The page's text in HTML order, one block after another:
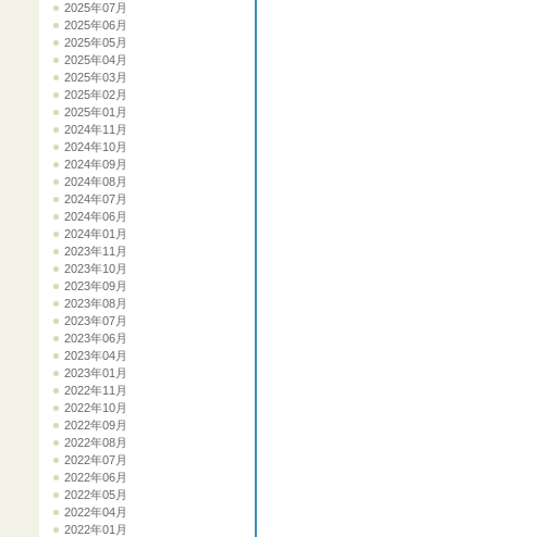
2025年07月
2025年06月
2025年05月
2025年04月
2025年03月
2025年02月
2025年01月
2024年11月
2024年10月
2024年09月
2024年08月
2024年07月
2024年06月
2024年01月
2023年11月
2023年10月
2023年09月
2023年08月
2023年07月
2023年06月
2023年04月
2023年01月
2022年11月
2022年10月
2022年09月
2022年08月
2022年07月
2022年06月
2022年05月
2022年04月
2022年01月